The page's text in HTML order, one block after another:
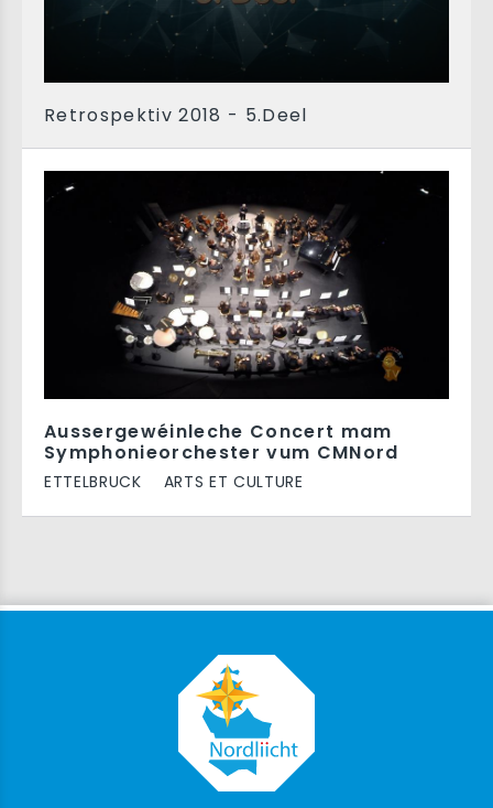
Retrospektiv 2018 - 5.Deel
Aussergewéinleche Concert mam
Symphonieorchester vum CMNord
ETTELBRUCK ARTS ET CULTURE